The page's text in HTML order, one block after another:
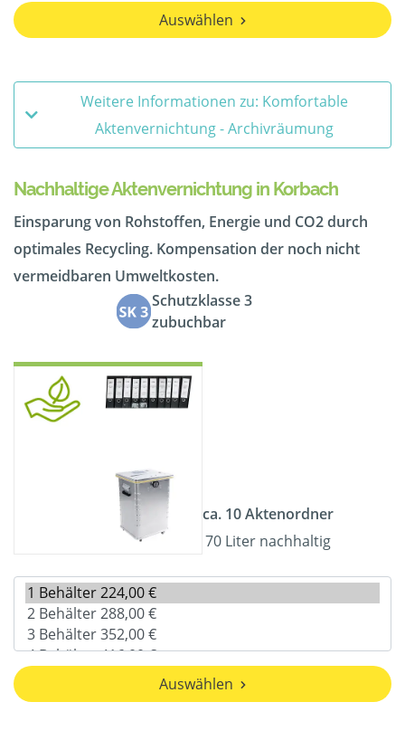
Auswählen
Weitere Informationen zu: Komfortable
Aktenvernichtung - Archivräumung
Nachhaltige Aktenvernichtung in Korbach
Einsparung von Rohstoffen, Energie und CO2 durch
optimales Recycling. Kompensation der noch nicht
vermeidbaren Umweltkosten.
Schutzklasse 3
zubuchbar
ca. 10 Aktenordner
70 Liter nachhaltig
Auswählen